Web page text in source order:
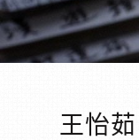
王怡茹